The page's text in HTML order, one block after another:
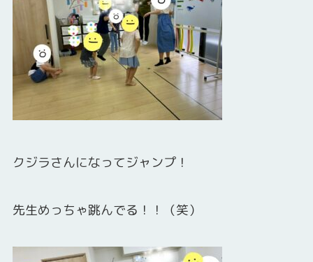
クジラさんになってジャンプ！
先生めっちゃ跳んでる！！（笑）